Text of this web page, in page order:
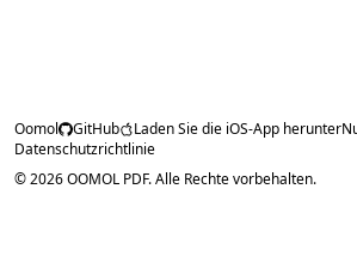
Oomol GitHub Laden Sie die iOS-App herunter
Datenschutzrichtlinie
© 2026 OOMOL PDF. Alle Rechte vorbehalten.